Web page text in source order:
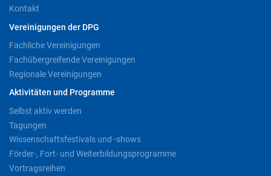
Kontakt
Vereinigungen der DPG
Fachliche Vereinigungen
Fachübergreifende Vereinigungen
Regionale Vereinigungen
Aktivitäten und Programme
Selbst aktiv werden
Tagungen
Wissenschaftsfestivals und -shows
Förder-, Fort- und Weiterbildungsprogramme
Vortragsreihen